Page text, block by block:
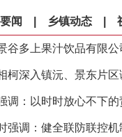
闻 乡镇动态
谷多上果汁饮品有限
柯深入镇沅、景东片
调：以时时放心不下的
强调：健全联防联控机